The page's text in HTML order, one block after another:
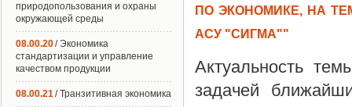
ПО ЭКОНОМИКЕ, НА
АСУ "СИГМА""
Актуальность
задачей
природопользования и охраны
окружающей среды
08.00.20/ Экономика
стандартизации и управление
качеством продукции
08.00.21/ Транзитивная экономика